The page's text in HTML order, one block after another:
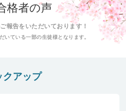
格者の声
報告をいただいております！
いている一部の生徒様となります。
クアップ